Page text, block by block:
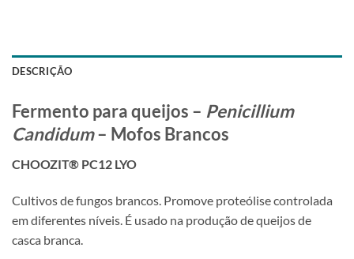
DESCRIÇÃO
Fermento para queijos – Penicillium
Candidum– Mofos Brancos
CHOOZIT® PC12 LYO
Cultivos de fungos brancos. Promove proteólise controlada
em diferentes níveis. É usado na produção de queijos de
casca branca.